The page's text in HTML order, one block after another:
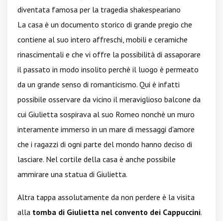
diventata famosa per la tragedia shakespeariano
La casa è un documento storico di grande pregio che
contiene al suo intero affreschi, mobili e ceramiche
rinascimentali e che vi offre la possibilità di assaporare
il passato in modo insolito perchè il luogo è permeato
da un grande senso di romanticismo. Qui è infatti
possibile osservare da vicino il meraviglioso balcone da
cui Giulietta sospirava al suo Romeo nonchè un muro
interamente immerso in un mare di messaggi d'amore
che i ragazzi di ogni parte del mondo hanno deciso di
lasciare. Nel cortile della casa è anche possibile
ammirare una statua di Giulietta.
Altra tappa assolutamente da non perdere è la visita
alla tomba di Giulietta nel convento dei Cappuccini.